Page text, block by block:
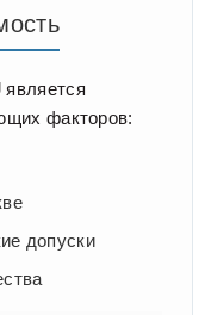
является
факторов:
допуски